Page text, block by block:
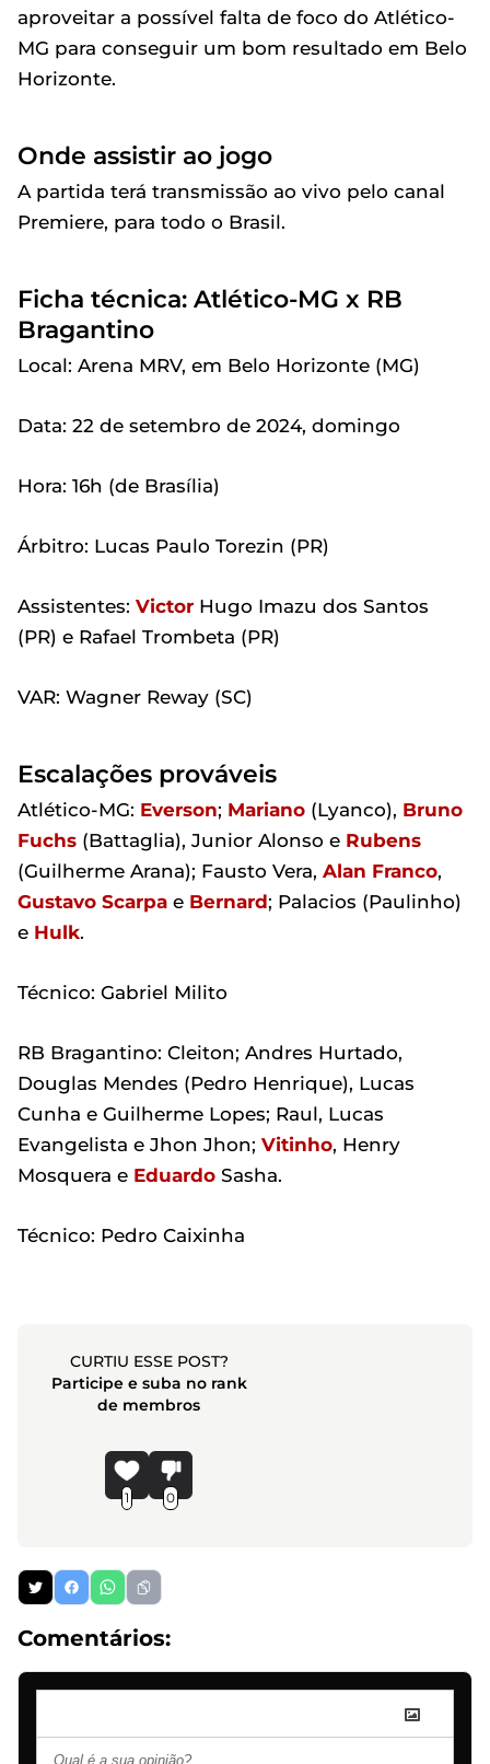
aproveitar a possível falta de foco do Atlético-
MG para conseguir um bom resultado em Belo
Horizonte.
Onde assistir ao jogo
A partida terá transmissão ao vivo pelo canal
Premiere, para todo o Brasil.
Ficha técnica: Atlético-MG x RB
Bragantino
Local: Arena MRV, em Belo Horizonte (MG)
Data: 22 de setembro de 2024, domingo
Hora: 16h (de Brasília)
Árbitro: Lucas Paulo Torezin (PR)
Assistentes: Victor Hugo Imazu dos Santos
(PR) e Rafael Trombeta (PR)
VAR: Wagner Reway (SC)
Escalações prováveis
Atlético-MG: Everson; Mariano (Lyanco), Bruno
Fuchs (Battaglia), Junior Alonso e Rubens
(Guilherme Arana); Fausto Vera, Alan Franco,
Gustavo Scarpa e Bernard; Palacios (Paulinho)
e Hulk.
Técnico: Gabriel Milito
RB Bragantino: Cleiton; Andres Hurtado,
Douglas Mendes (Pedro Henrique), Lucas
Cunha e Guilherme Lopes; Raul, Lucas
Evangelista e Jhon Jhon; Vitinho, Henry
Mosquera e Eduardo Sasha.
Técnico: Pedro Caixinha
CURTIU ESSE POST?
Participe e suba no rank
de membros
1 0
Comentários: